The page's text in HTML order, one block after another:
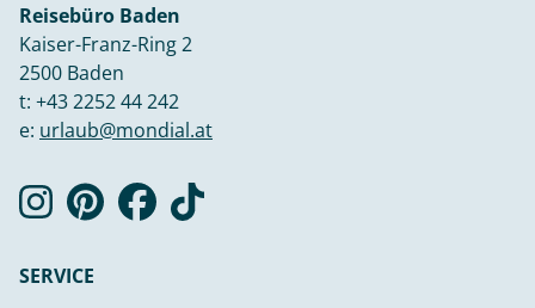
Reisebüro Baden
Kaiser-Franz-Ring 2
2500 Baden
t: +43 2252 44 242
e: urlaub@mondial.at
SERVICE